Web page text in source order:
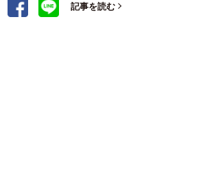
記事を読む